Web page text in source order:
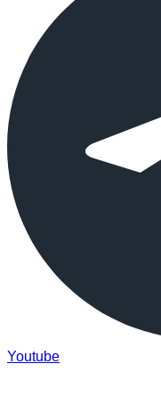
Youtube